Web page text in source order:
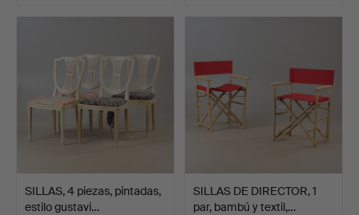
SILLAS, 4 piezas, pintadas,
estilo gustavi…
SILLAS DE DIRECTOR, 1
par, bambú y textil,…